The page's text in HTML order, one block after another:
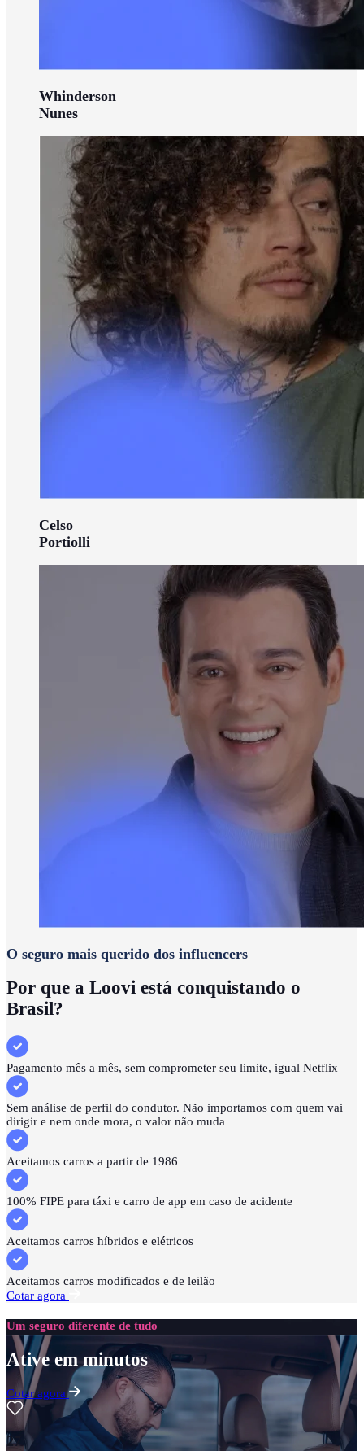
Whinderson
Nunes
Celso
Portiolli
O seguro mais querido dos influencers
Por que a Loovi está conquistando o
Brasil?
Pagamento mês a mês, sem comprometer seu limite, igual Netflix
Sem análise de perfil do condutor. Não importamos com quem vai
dirigir e nem onde mora, o valor não muda
Aceitamos carros a partir de 1986
100% FIPE para táxi e carro de app em caso de acidente
Aceitamos carros híbridos e elétricos
Aceitamos carros modificados e de leilão
Cotar agora
Um seguro diferente de tudo
Ative em minutos
Cotar agora
27